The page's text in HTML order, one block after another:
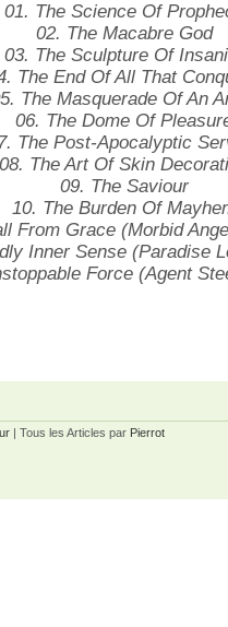
01. The Science Of
02. The Macabre God
03. The Sculpture Of
The End Of All That
The Masquerade Of An
06. The Dome Of
The Post-Apocalyptic
08. The Art Of Skin
09. The Saviour
10. The Burden Of
From Grace (Morbid
Inner Sense (Paradise
Force (Agent
| Tous les Articles par Pierrot